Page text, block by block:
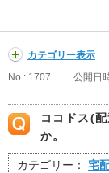
カテゴリー表示
No : 1707
公開日
ココドス(
か。
カテゴリー：
宅